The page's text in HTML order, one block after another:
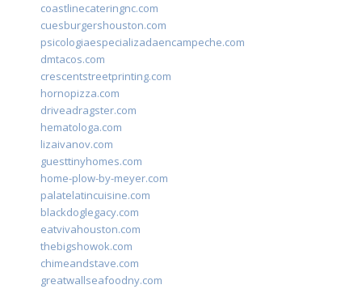
coastlinecateringnc.com
cuesburgershouston.com
psicologiaespecializadaencampeche.com
dmtacos.com
crescentstreetprinting.com
hornopizza.com
driveadragster.com
hematologa.com
lizaivanov.com
guesttinyhomes.com
home-plow-by-meyer.com
palatelatincuisine.com
blackdoglegacy.com
eatvivahouston.com
thebigshowok.com
chimeandstave.com
greatwallseafoodny.com